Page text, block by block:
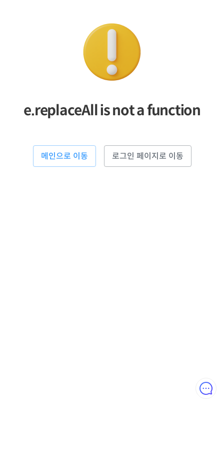
e.replaceAll is not a function
메인으로 이동 로그인 페이지로 이동